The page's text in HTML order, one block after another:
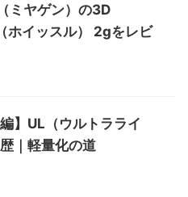
ミヤゲン）の3D
ホイッスル） 2gをレビ
編】UL（ウルトラライ
｜軽量化の道